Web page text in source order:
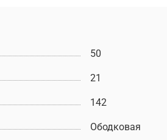
50
21
142
Ободковая